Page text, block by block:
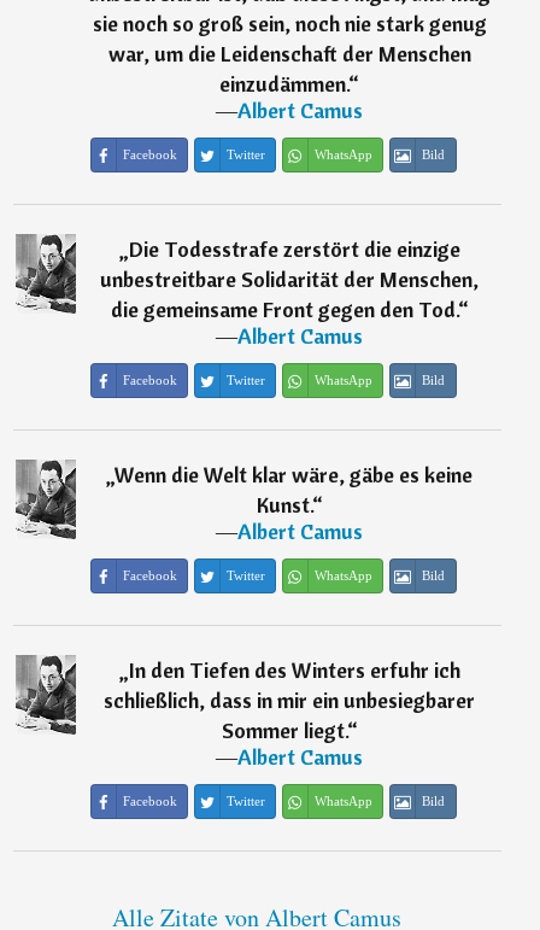
sie noch so groß sein, noch nie stark genug
war, um die Leidenschaft der Menschen
einzudämmen.“
―Albert Camus
Facebook Twitter WhatsApp Bild
„Die Todesstrafe zerstört die einzige
unbestreitbare Solidarität der Menschen,
die gemeinsame Front gegen den Tod.“
―Albert Camus
Facebook Twitter WhatsApp Bild
„Wenn die Welt klar wäre, gäbe es keine
Kunst.“
―Albert Camus
Facebook Twitter WhatsApp Bild
„In den Tiefen des Winters erfuhr ich
schließlich, dass in mir ein unbesiegbarer
Sommer liegt.“
―Albert Camus
Facebook Twitter WhatsApp Bild
Alle Zitate von Albert Camus